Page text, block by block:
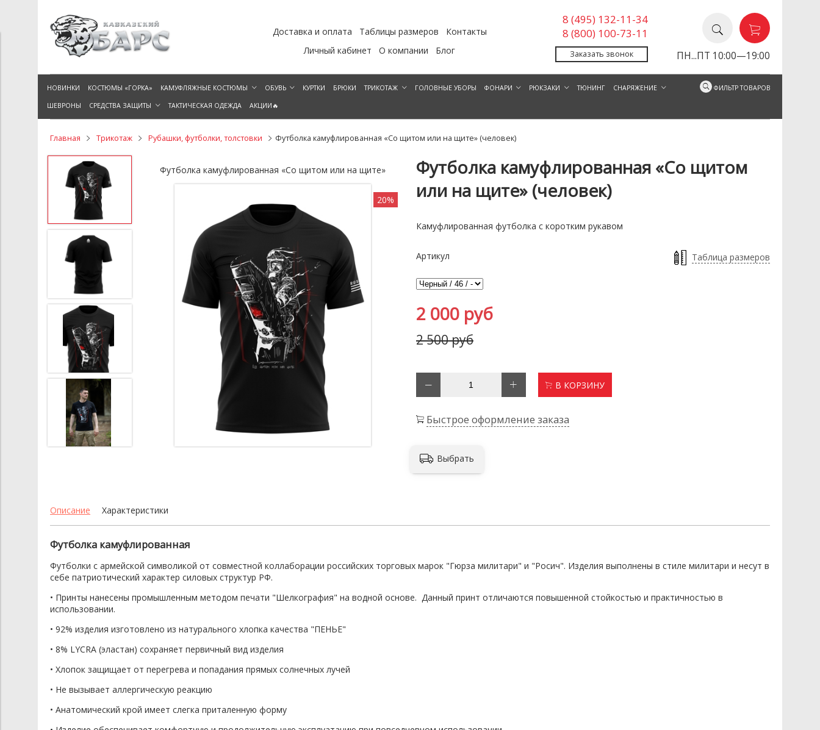
Доставка и оплата Таблицы размеров
Контакты
Личный кабинет
О компании Блог
8 (495) 132-11-34
8 (800) 100-73-11
Заказать звонок ПН...ПТ 10:00—19:00
НОВИНКИ КОСТЮМЫ «ГОРКА» КАМУФЛЯЖНЫЕ КОСТЮМЫ ОБУВЬ КУРТКИ БРЮКИ ТРИКОТАЖ ГОЛОВНЫЕ УБОРЫ ФОНАРИ РЮКЗАКИ ТЮНИНГ СНАРЯЖЕНИЕ
ШЕВРОНЫ СРЕДСТВА ЗАЩИТЫ ТАКТИЧЕСКАЯ ОДЕЖДА АКЦИИ🔥
ФИЛЬТР ТОВАРОВ
Главная Трикотаж Рубашки, футболки, толстовки Футболка камуфлированная «Со щитом или на щите» (человек)
20%
Футболка камуфлированная «Со щитом или на щите» Футболка камуфлированная «Со щитом или на щите» Футболка
Футболка камуфлированная «Со щитом
или на щите» (человек)
Камуфлированная футболка с коротким рукавом
Артикул Таблица размеров
2 000 руб
2 500 руб
В КОРЗИНУ
Быстрое оформление заказа
Выбрать
Описание Характеристики
Футболка камуфлированная
Футболки с армейской символикой от совместной коллаборации российских торговых марок "Гюрза милитари" и "Росич". Изделия выполнены в стиле милитари и несут в
себе патриотический характер силовых структур РФ.
• Принты нанесены промышленным методом печати "Шелкография" на водной основе. Данный принт отличаются повышенной стойкостью и практичностью в
использовании.
• 92% изделия изготовлено из натурального хлопка качества "ПЕНЬЕ"
• 8% LYCRA (эластан) сохраняет первичный вид изделия
• Хлопок защищает от перегрева и попадания прямых солнечных лучей
• Не вызывает аллергическую реакцию
• Анатомический крой имеет слегка приталенную форму